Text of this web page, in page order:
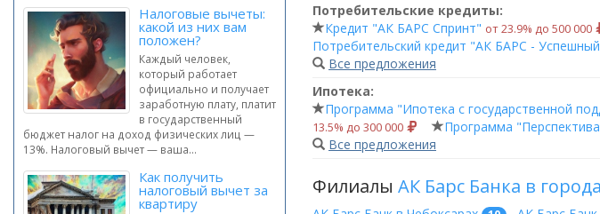
Налоговые вычеты:
какой из них вам
положен?
Каждый человек,
который работает
официально и получает
заработную плату, платит
в государственный
бюджет налог на доход физических лиц —
13%. Налоговый вычет — ваша...
Как получить
налоговый вычет за
квартиру
Потребительские кредиты:
Кредит "АК БАРС Спринт" от 23.9% до 500 000
Потребительский кредит "АК БАРС -
Все предложения
Ипотека:
Программа "Ипотека с государственной
13.5% до 300 000
Программа
Все предложения
Филиалы АК Барс Банка в